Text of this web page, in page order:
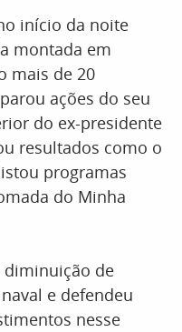
início da noite
montada em
mais de 20
ações do seu
do ex-presidente
resultados como o
programas
do Minha
diminuição de
e defendeu
nesse